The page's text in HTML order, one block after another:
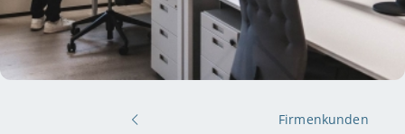
Firmenkunden